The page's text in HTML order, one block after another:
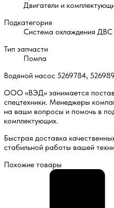
Двигатели и
Подкатегория
Система охлаждения ДВС
Тип запчасти
Помпа
Водяной насос 5269784,
ООО «ВЭД» занимается
спецтехники. Менеджеры
на ваши вопросы и помочь в
комплектующих.
Быстрая доставка
стабильной работы вашей
Похожие товары